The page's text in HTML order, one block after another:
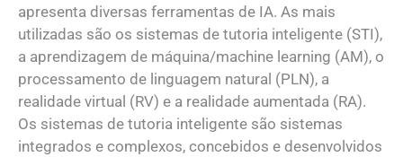
apresenta diversas ferramentas de IA. As mais
utilizadas são os sistemas de tutoria inteligente (STI),
a aprendizagem de máquina/machine learning (AM), o
processamento de linguagem natural (PLN), a
realidade virtual (RV) e a realidade aumentada (RA).
Os sistemas de tutoria inteligente são sistemas
integrados e complexos, concebidos e desenvolvidos